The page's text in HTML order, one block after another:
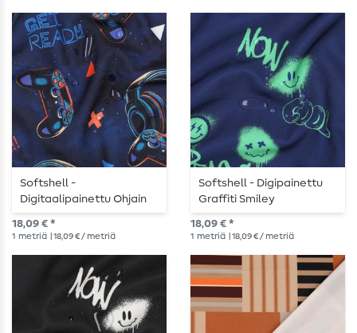
Softshell -
Digitaalipainettu Ohjain
Sininen
18,09 € *
1 metriä | 18,09 € / metriä
Softshell - Digipainettu
Graffiti Smiley
Laivastonsininen
18,09 € *
1 metriä | 18,09 € / metriä